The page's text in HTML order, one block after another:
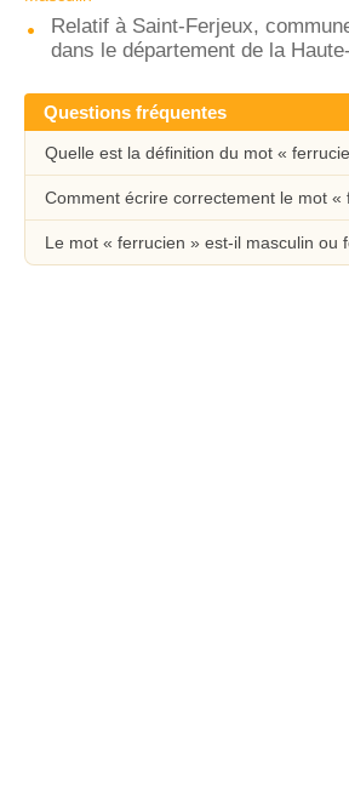
Relatif à Saint-Ferjeux,
dans le département de la
Questions fréquentes
Quelle est la définition du mot «
Comment écrire correctement le mot «
Le mot « ferrucien » est-il masculin ou